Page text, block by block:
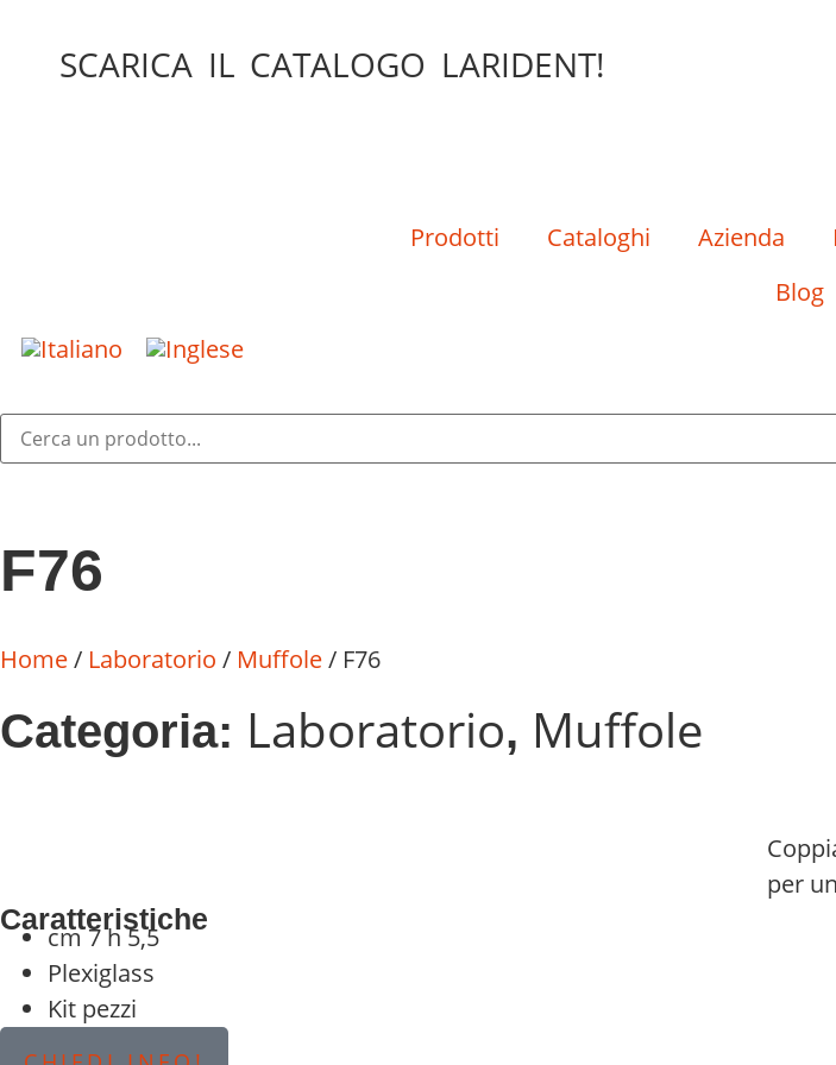
SCARICA IL CATALOGO LARIDENT!
Prodotti Cataloghi Azienda
Blog
F76
Home/ Laboratorio / Muffole/ F76
Categoria: Laboratorio, Muffole
per
Caratteristiche
cm 7 h 5,5
Plexiglass
Kit pezzi